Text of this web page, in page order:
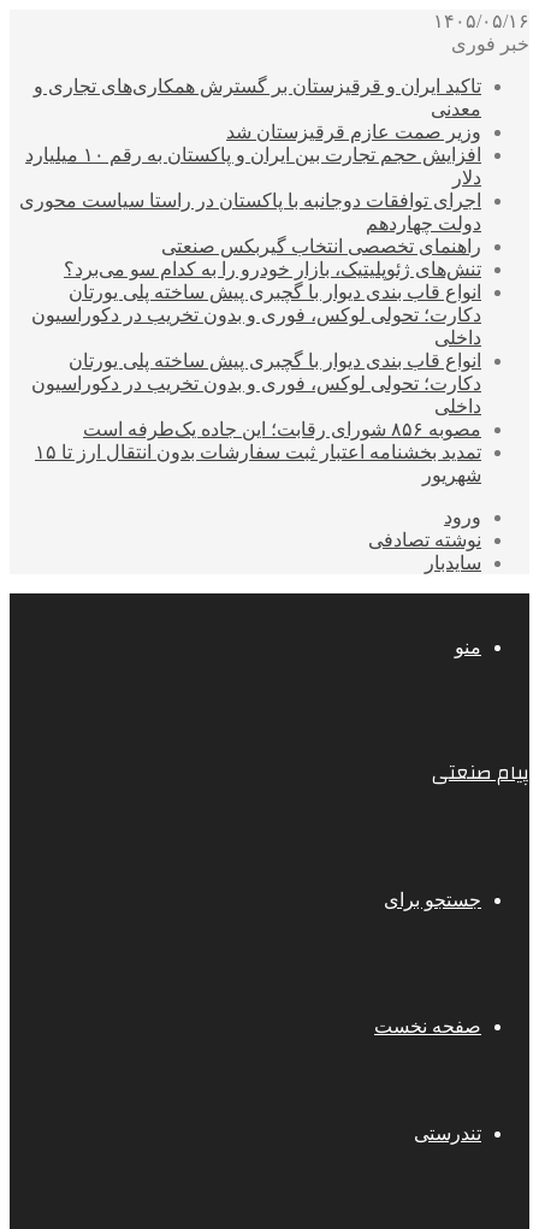
۱۴۰۵/۰۵/۱۶
خبر فوری
تاکید ایران و قرقیزستان بر گسترش همکاری‌های تجاری و
معدنی
وزیر صمت عازم قرقیزستان شد
افزایش حجم تجارت بین ایران و پاکستان به رقم ۱۰ میلیارد
دلار
اجرای توافقات دوجانبه با پاکستان در راستا سیاست محوری
دولت چهاردهم
راهنمای تخصصی انتخاب گیربکس صنعتی
تنش‌های ژئوپلیتیک، بازار خودرو را به کدام سو می‌برد؟
انواع قاب بندی دیوار با گچبری پیش ساخته پلی یورتان
دکارت؛ تحولی لوکس، فوری و بدون تخریب در دکوراسیون
داخلی
انواع قاب بندی دیوار با گچبری پیش ساخته پلی یورتان
دکارت؛ تحولی لوکس، فوری و بدون تخریب در دکوراسیون
داخلی
مصوبه ۸۵۶ شورای رقابت؛ این جاده یک‌طرفه است
تمدید بخشنامه اعتبار ثبت سفارشات بدون انتقال ارز تا ۱۵
شهریور
ورود
نوشته تصادفی
سایدبار
منو
پیام صنعتی
جستجو برای
صفحه نخست
تندرستی